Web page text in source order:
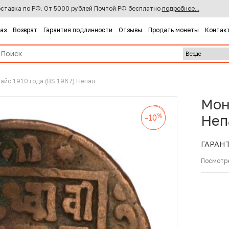
по РФ. От 5000 рублей Почтой РФ бесплатно подробнее...
Возврат Гарантия подлинности Отзывы Продать монеты
1910 года (BS 1967) Непал
-10%
-10%
-10%